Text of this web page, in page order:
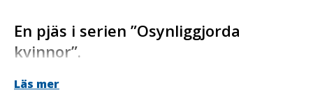
En pjäs i serien ”Osynliggjorda
kvinnor”.
Vi följer en av de unga kvinnor som värvades av vår
Läs mer